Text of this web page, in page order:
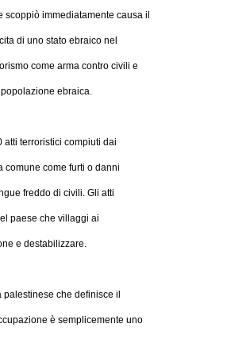
immediatamente causa il
di uno stato ebraico nel
come arma contro civili e
ebraica.
atti terroristici compiuti dai
comune come furti o danni
freddo di civili. Gli atti
paese che villaggi ai
e destabilizzare.
che definisce il
è semplicemente uno